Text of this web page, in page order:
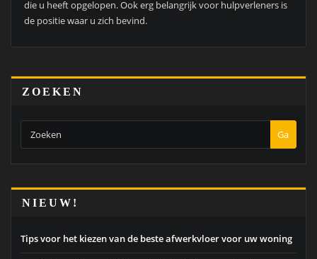
die u heeft opgelopen. Ook erg belangrijk voor hulpverleners is
de positie waar u zich bevind.
ZOEKEN
Ga
NIEUW!
Tips voor het kiezen van de beste afwerkvloer voor uw woning